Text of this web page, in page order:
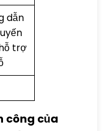
dẫn
trợ
công của